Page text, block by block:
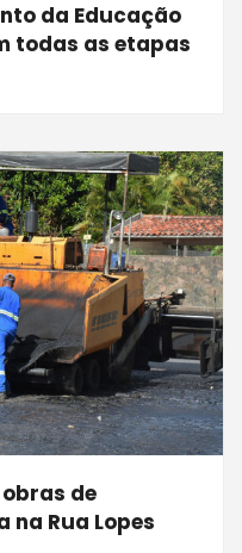
da Educação
todas as etapas
de
Rua Lopes